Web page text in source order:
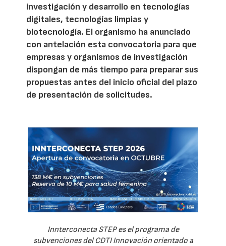
investigación y desarrollo en tecnologías
digitales, tecnologías limpias y
biotecnología. El organismo ha anunciado
con antelación esta convocatoria para que
empresas y organismos de investigación
dispongan de más tiempo para preparar sus
propuestas antes del inicio oficial del plazo
de presentación de solicitudes.
Innterconecta STEP es el programa de
subvenciones del CDTI Innovación orientado a